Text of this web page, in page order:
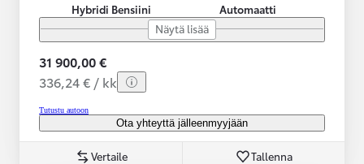
Hybridi Bensiini
Automaatti
Näytä lisää
31 900,00 €
336,24 € / kk
Tutustu autoon
Ota yhteyttä jälleenmyyjään
Vertaile Tallenna